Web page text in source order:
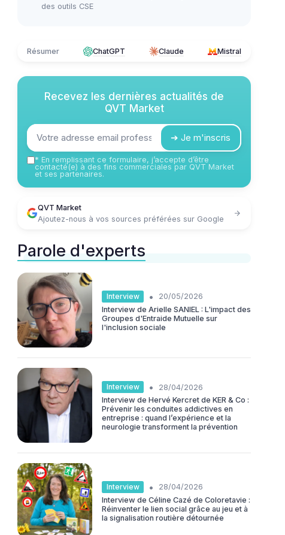
des outils CSE
Résumer ChatGPT Claude Mistral
Recevez les dernières actualités de
QVT Market
➔ Je m'inscris
* En remplissant ce formulaire, j’accepte d’être
contacté(e) à des fins commerciales par QVT Market
et ses partenaires.
QVT Market
Ajoutez-nous à vos sources préférées sur Google
Parole d'experts
Interview •
20/05/2026
Interview de Arielle SANIEL : L'impact des
Groupes d'Entraide Mutuelle sur
l'inclusion sociale
Interview •
28/04/2026
Interview de Hervé Kercret de KER & Co :
Prévenir les conduites addictives en
entreprise : quand l’expérience et la
neurologie transforment la prévention
Interview •
28/04/2026
Interview de Céline Cazé de Coloretavie :
Réinventer le lien social grâce au jeu et à
la signalisation routière détournée